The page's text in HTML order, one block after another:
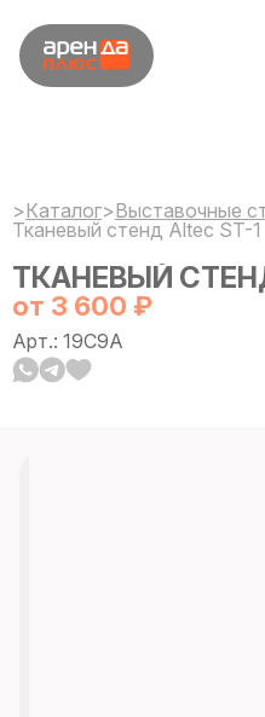
>Каталог>Выставочные
Тканевый стенд Altec ST-1
ТКАНЕВЫЙ СТЕНД
от 3 600 ₽
Арт.: 19C9A